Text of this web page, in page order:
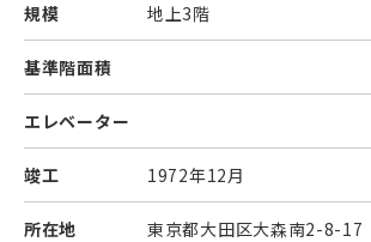
規模 地上3階
基準階面積
エレベーター
竣工 1972年12月
所在地 東京都大田区大森南2-8-17